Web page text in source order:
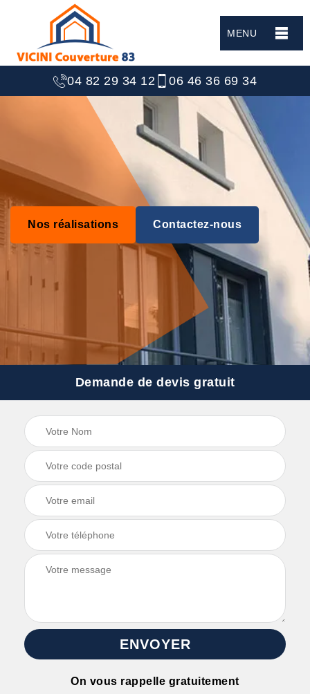
MENU
04 82 29 34 12 06 46 36 69 34
Nos réalisations Contactez-nous
Demande de devis gratuit
On vous rappelle gratuitement